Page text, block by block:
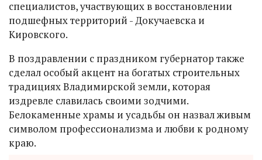
специалистов, участвующих в восстановлении
подшефных территорий - Докучаевска и
Кировского.
В поздравлении с праздником губернатор также
сделал особый акцент на богатых строительных
традициях Владимирской земли, которая
издревле славилась своими зодчими.
Белокаменные храмы и усадьбы он назвал живым
символом профессионализма и любви к родному
краю.